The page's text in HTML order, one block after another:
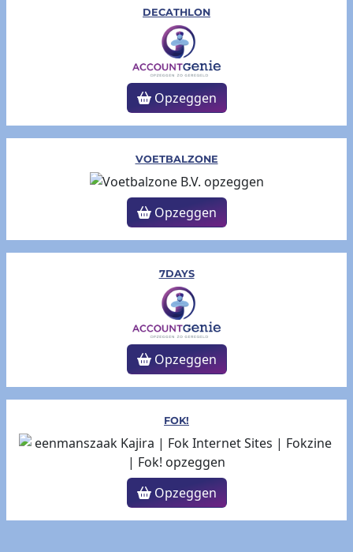
DECATHLON
Opzeggen
VOETBALZONE
Opzeggen
7DAYS
Opzeggen
FOK!
Opzeggen